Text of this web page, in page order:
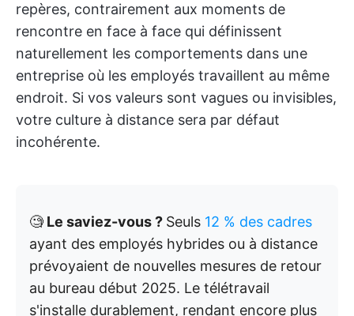
repères, contrairement aux moments de
rencontre en face à face qui définissent
naturellement les comportements dans une
entreprise où les employés travaillent au même
endroit. Si vos valeurs sont vagues ou invisibles,
votre culture à distance sera par défaut
incohérente.
🧐 Le saviez-vous ? Seuls 12 % des cadres
ayant des employés hybrides ou à distance
prévoyaient de nouvelles mesures de retour
au bureau début 2025. Le télétravail
s'installe durablement, rendant encore plus